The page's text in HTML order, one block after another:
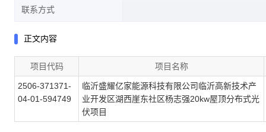
联系方式
正文内容
项目代码 项目名称
2506-371371-
04-01-594749
临沂盛耀亿家能源科技有限公司临沂高新技术产
业开发区湖西崖东社区杨志强20kw屋顶分布式光
伏项目